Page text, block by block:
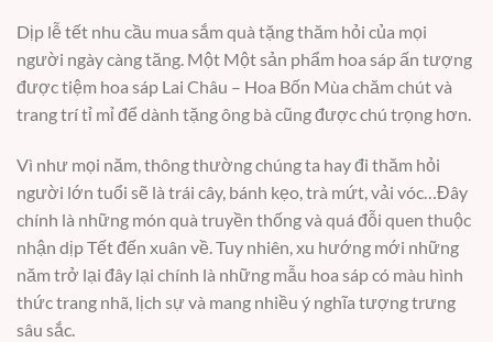
Dịp lễ tết nhu cầu mua sắm quà tặng thăm hỏi của mọi
người ngày càng tăng. Một Một sản phẩm hoa sáp ấn tượng
được tiệm hoa sáp Lai Châu – Hoa Bốn Mùa chăm chút và
trang trí tỉ mỉ để dành tặng ông bà cũng được chú trọng hơn.
Vì như mọi năm, thông thường chúng ta hay đi thăm hỏi
người lớn tuổi sẽ là trái cây, bánh kẹo, trà mứt, vải vóc…Đây
chính là những món quà truyền thống và quá đỗi quen thuộc
nhận dịp Tết đến xuân về. Tuy nhiên, xu hướng mới những
năm trở lại đây lại chính là những mẫu hoa sáp có màu hình
thức trang nhã, lịch sự và mang nhiều ý nghĩa tượng trưng
sâu sắc.